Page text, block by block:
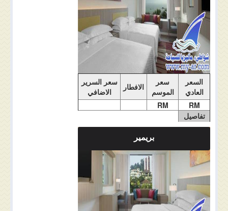
السعر
العادي
سعر
الموسم
الافطار
سعر السرير
الاضافي
RM
RM
تفاصيل
الغرفة
بريمير
ملاحضات الغرفة